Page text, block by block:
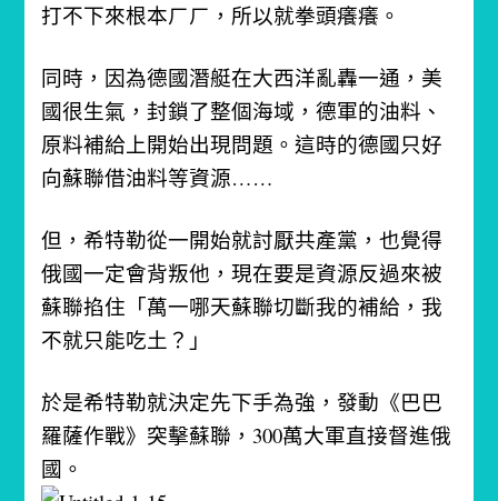
打不下來根本ㄏㄏ，所以就拳頭癢癢。
同時，因為德國潛艇在大西洋亂轟一通，美
國很生氣，封鎖了整個海域，德軍的油料、
原料補給上開始出現問題。這時的德國只好
向蘇聯借油料等資源……
但，希特勒從一開始就討厭共產黨，也覺得
俄國一定會背叛他，現在要是資源反過來被
蘇聯掐住「萬一哪天蘇聯切斷我的補給，我
不就只能吃土？」
於是希特勒就決定先下手為強，發動《巴巴
羅薩作戰》突擊蘇聯，300萬大軍直接督進俄
國。